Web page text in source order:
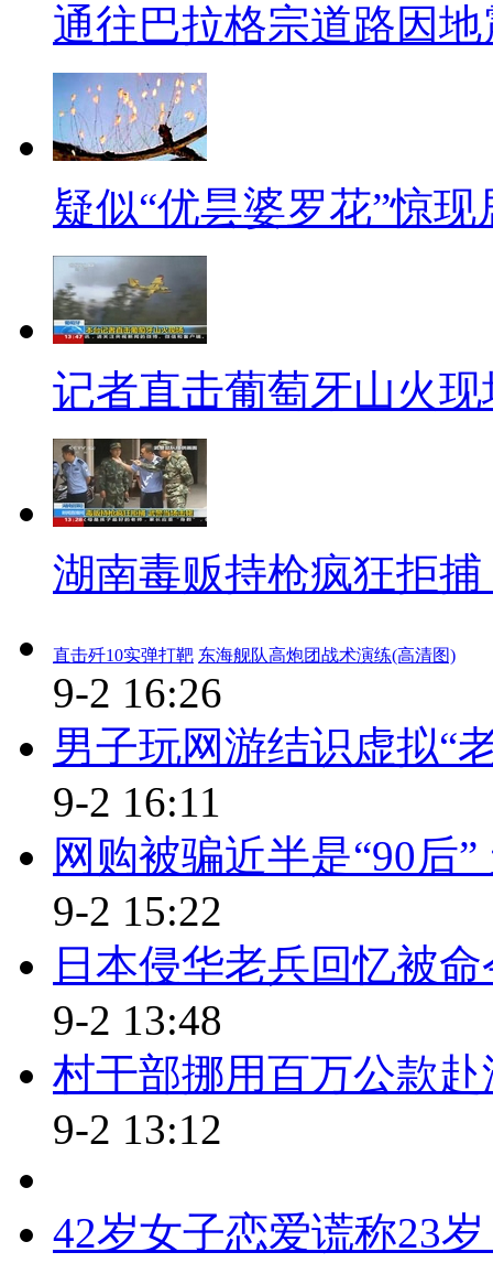
学生，不要父母整天在身边陪
后，我说可以了，放手让我试
【口播】今年刚上任的港大学
舞派》中的台词，作为给新生
包括必要的牺牲，比如你拍拖
子们珍惜时光，用青春理想和
精彩生命的每一个细节。
二 中新记者眼
小标题：父亲不让女儿上大
羡慕他们的可能还要数四川女
给大学。(切图)玲玲的父亲算了
千，浪费钱还浪费了时间。读4
8万，来回16万，拿去买房或开
想读大学、做个有层次的人。
多，他们对大学生活也有很多期
们一起去看看。
小标题：大学新生期待：要当
【解说】近日，南京大学新
为新生们准备了迎新小活动，
的颜色，颜色越深的地区，被
小红旗，红旗的位置就是新生
生数量。一些院系还为新生和家
的一刻。
通往巴拉格宗道路因
疑似“优昙婆罗花”惊现
记者直击葡萄牙山火
湖南毒贩持枪疯狂拒
直击歼10实弹打靶 东海舰队高炮团战术演练(高清图)
9-2 16:26
男子玩网游结识虚拟“
9-2 16:11
网购被骗近半是“90后
9-2 15:22
日本侵华老兵回忆被
9-2 13:48
村干部挪用百万公款
9-2 13:12
42岁女子恋爱谎称23